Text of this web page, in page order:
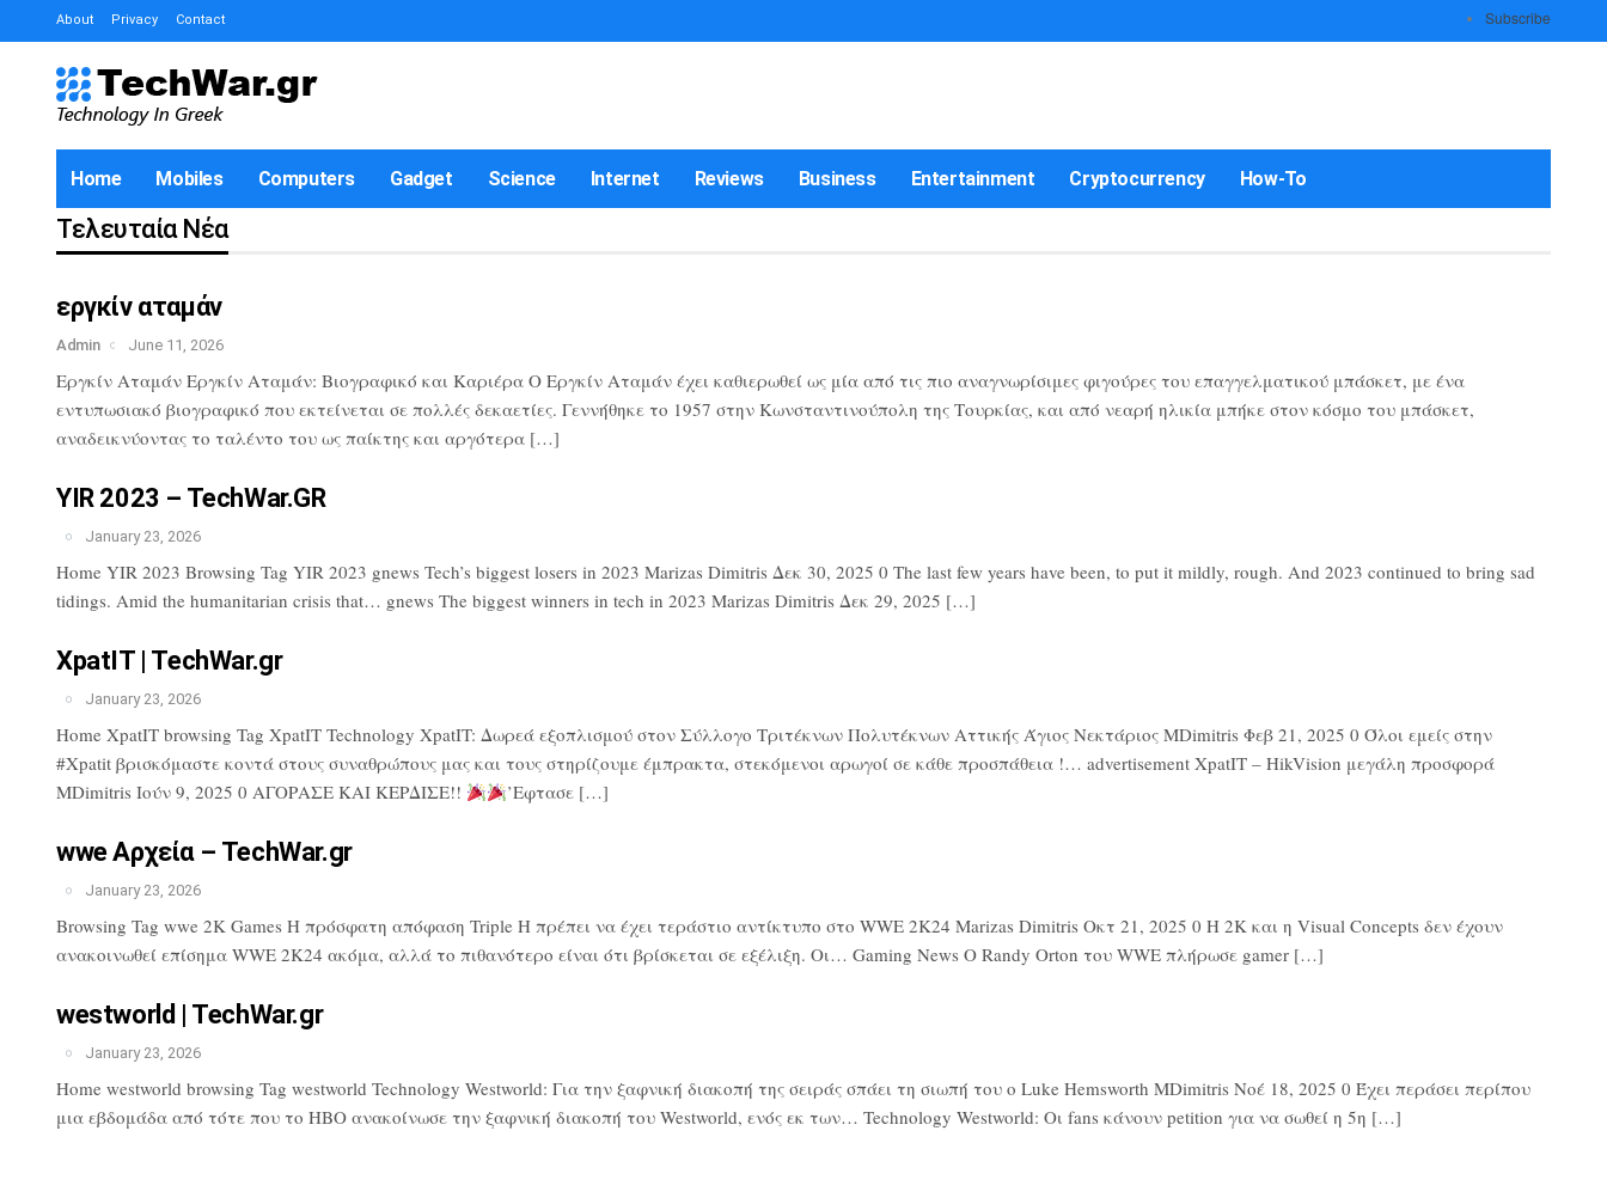
Subscribe
About Privacy Contact
Home Mobiles Computers Gadget Science Internet Reviews Business Entertainment Cryptocurrency How-To
Τελευταία Νέα
εργκίν αταμάν
Admin June 11, 2026
Εργκίν Αταμάν Εργκίν Αταμάν: Βιογραφικό και Καριέρα Ο Εργκίν Αταμάν έχει καθιερωθεί ως μία από τις πιο αναγνωρίσιμες φιγούρες του επαγγελματικού μπάσκετ, με ένα
εντυπωσιακό βιογραφικό που εκτείνεται σε πολλές δεκαετίες. Γεννήθηκε το 1957 στην Κωνσταντινούπολη της Τουρκίας, και από νεαρή ηλικία μπήκε στον κόσμο του μπάσκετ,
αναδεικνύοντας το ταλέντο του ως παίκτης και αργότερα […]
YIR 2023 – TechWar.GR
January 23, 2026
Home YIR 2023 Browsing Tag YIR 2023 gnews Tech’s biggest losers in 2023 Marizas Dimitris Δεκ 30, 2025 0 The last few years have been, to put it mildly, rough. And 2023 continued to bring sad
tidings. Amid the humanitarian crisis that… gnews The biggest winners in tech in 2023 Marizas Dimitris Δεκ 29, 2025 […]
XpatIT | TechWar.gr
January 23, 2026
Home XpatIT browsing Tag XpatIT Technology XpatIT: Δωρεά εξοπλισμού στον Σύλλογο Τριτέκνων Πολυτέκνων Αττικής Άγιος Νεκτάριος MDimitris Φεβ 21, 2025 0 Όλοι εμείς στην
#Xpatit βρισκόμαστε κοντά στους συναθρώπους μας και τους στηρίζουμε έμπρακτα, στεκόμενοι αρωγοί σε κάθε προσπάθεια !… advertisement XpatIT – HikVision μεγάλη προσφορά
MDimitris Ιούν 9, 2025 0 ΑΓΟΡΑΣΕ ΚΑΙ ΚΕΡΔΙΣΕ!!
’Εφτασε […]
wwe Αρχεία – TechWar.gr
January 23, 2026
Browsing Tag wwe 2K Games Η πρόσφατη απόφαση Triple H πρέπει να έχει τεράστιο αντίκτυπο στο WWE 2K24 Marizas Dimitris Οκτ 21, 2025 0 Η 2K και η Visual Concepts δεν έχουν
ανακοινωθεί επίσημα WWE 2K24 ακόμα, αλλά το πιθανότερο είναι ότι βρίσκεται σε εξέλιξη. Οι… Gaming News Ο Randy Orton του WWE πλήρωσε gamer […]
westworld | TechWar.gr
January 23, 2026
Home westworld browsing Tag westworld Technology Westworld: Για την ξαφνική διακοπή της σειράς σπάει τη σιωπή του ο Luke Hemsworth MDimitris Νοέ 18, 2025 0 Έχει περάσει περίπου
μια εβδομάδα από τότε που το HBO ανακοίνωσε την ξαφνική διακοπή του Westworld, ενός εκ των… Technology Westworld: Οι fans κάνουν petition για να σωθεί η 5η […]